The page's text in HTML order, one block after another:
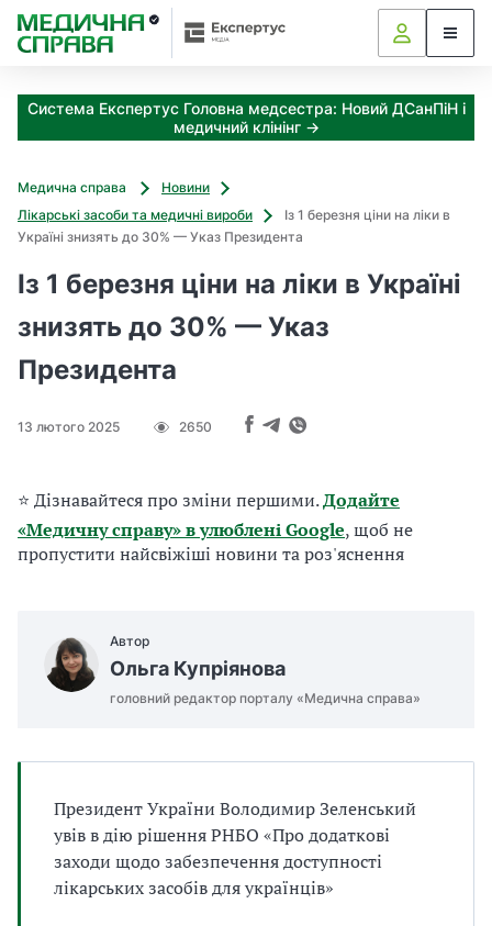
Система Експертус Головна медсестра: Новий ДСанПіН і
медичний клінінг →
Медична справа
Новини
Лікарські засоби та медичні вироби
Із 1 березня ціни на ліки в
Україні знизять до 30% — Указ Президента
Із 1 березня ціни на ліки в Україні
знизять до 30% — Указ
Президента
13 лютого 2025 2650
⭐ Дізнавайтеся про зміни першими.Додайте
«Медичну справу» в улюблені Google, щоб не
пропустити найсвіжіші новини та роз'яснення
Автор
Ольга Купріянова
головний редактор порталу «Медична справа»
Президент України Володимир Зеленський
увів в дію рішення РНБО «Про додаткові
заходи щодо забезпечення доступності
лікарських засобів для українців»
З
а
к
з
д
м
о
ж
н
т
и